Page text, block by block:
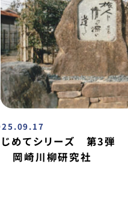
めてシリーズ 第3弾
岡崎川柳研究社